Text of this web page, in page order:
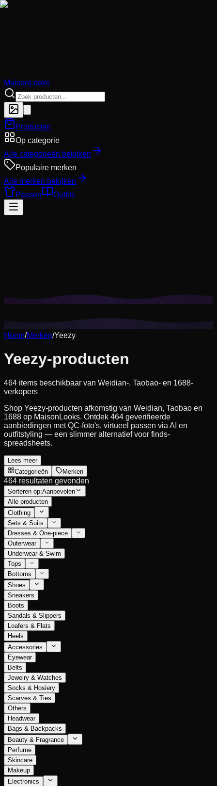
MaisonLooks
Producten
Op categorie
Alle categorieën bekijken
Populaire merken
Alle merken bekijken
Passen
Outfits
Home/Merken/Yeezy
Yeezy-producten
464 items beschikbaar van Weidian-, Taobao- en 1688-
verkopers
Shop Yeezy-producten afkomstig van Weidian, Taobao en
1688 op MaisonLooks. Ontdek 464 geverifieerde
aanbiedingen met QC-foto's, virtueel passen via AI en
outfitstyling — een slimmer alternatief voor finds-
spreadsheets.
Lees meer
Categorieën
Merken
464 resultaten gevonden
Sorteren op:Aanbevolen
Alle producten
Clothing
Sets & Suits
Dresses & One-piece
Outerwear
Underwear & Swim
Tops
Bottoms
Shoes
Sneakers
Boots
Sandals & Slippers
Loafers & Flats
Heels
Accessories
Eyewear
Belts
Jewelry & Watches
Socks & Hosiery
Scarves & Ties
Others
Headwear
Bags & Backpacks
Beauty & Fragrance
Perfume
Skincare
Makeup
Electronics